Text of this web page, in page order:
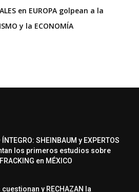
en EUROPA golpean a la
y la ECONOMÍA
ÍNTEGRO: SHEINBAUM y EXPERTOS
los primeros estudios sobre
en MÉXICO
cuestionan y RECHAZAN la